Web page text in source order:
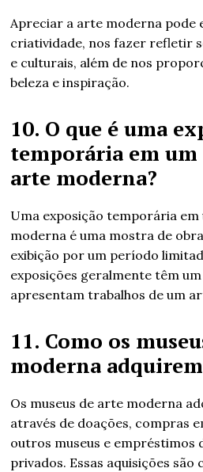
Apreciar a arte moderna pode
criatividade, nos fazer refletir
e culturais, além de nos
beleza e inspiração.
10. O que é uma
temporária em um
arte moderna?
Uma exposição temporária em
moderna é uma mostra de
exibição por um período
exposições geralmente têm
apresentam trabalhos de um
11. Como os
moderna
Os museus de arte moderna
através de doações, compras
outros museus e empréstimos
privados. Essas aquisições são